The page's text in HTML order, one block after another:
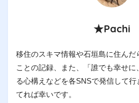
★Pachi
移住のスキマ情報や石垣島に住んだ
ことの記録、また、「誰でも幸せに
る心構えなどを各SNSで発信して
てれば幸いです。